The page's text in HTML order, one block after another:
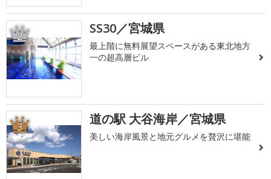
2 SS30／宮城県
最上階に無料展望スペースがある東北地方
一の超高層ビル
3 道の駅 大谷海岸／宮城県
美しい海岸風景と地元グルメを贅沢に堪能